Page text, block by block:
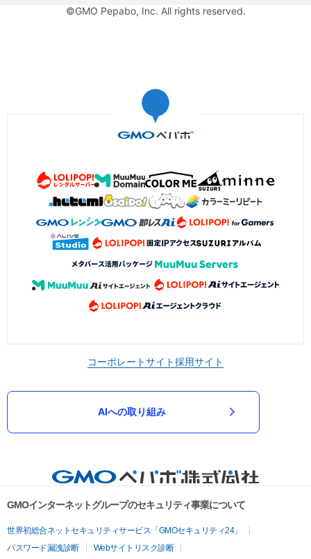
©GMO Pepabo, Inc. All rights reserved.
コーポレートサイト採用サイト
AIへの取り組み
GMOインターネットグループのセキュリティ事業について
世界初総合ネットセキュリティサービス「GMOセキュリティ24」
パスワード漏洩診断
Webサイトリスク診断